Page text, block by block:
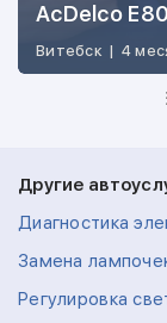
AcDelco
Витебск | 4
Другие
Диагностика
Замена
Регулировка